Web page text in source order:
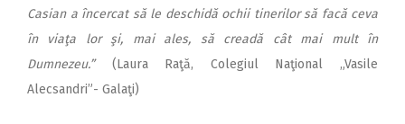
Casian a încercat să le deschidă ochii tinerilor să facă ceva
în viaţa lor şi, mai ales, să creadă cât mai mult în
Dumnezeu.” (Laura Raţă, Colegiul Naţional „Vasile
Alecsandri”- Galaţi)